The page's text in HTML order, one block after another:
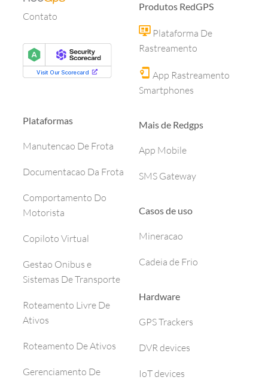
Contato
Plataformas
Manutencao De Frota
Documentacao Da Frota
Comportamento Do
Motorista
Copiloto Virtual
Gestao Onibus e
Sistemas De Transporte
Roteamento Livre De
Ativos
Roteamento De Ativos
Gerenciamento De
Produtos RedGPS
Plataforma De
Rastreamento
App Rastreamento
Smartphones
Mais de Redgps
App Mobile
SMS Gateway
Casos de uso
Mineracao
Cadeia de Frio
Hardware
GPS Trackers
DVR devices
IoT devices